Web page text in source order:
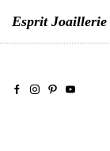
Esprit Joaillerie